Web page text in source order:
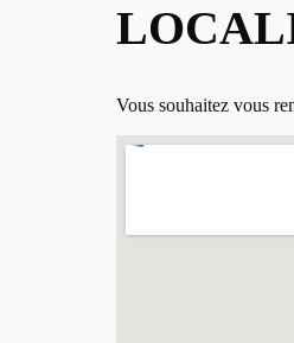
Vous souhaitez vous